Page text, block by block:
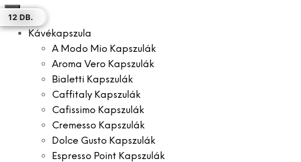
×
Kávékapszula
A Modo Mio Kapszulák
Aroma Vero Kapszulák
Bialetti Kapszulák
Caffitaly Kapszulák
Cafissimo Kapszulák
Cremesso Kapszulák
Dolce Gusto Kapszulák
Espresso Point Kapszulák
15 DB.
50 DB.
50 DB.
12 DB.
30 DB.
12 DB.
12 DB.